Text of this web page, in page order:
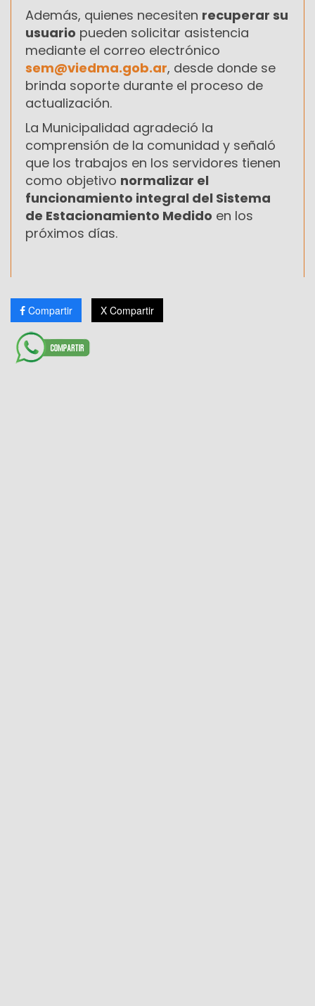
Además, quienes necesiten recuperar su
usuario pueden solicitar asistencia
mediante el correo electrónico
sem@viedma.gob.ar, desde donde se
brinda soporte durante el proceso de
actualización.
La Municipalidad agradeció la
comprensión de la comunidad y señaló
que los trabajos en los servidores tienen
como objetivo normalizar el
funcionamiento integral del Sistema
de Estacionamiento Medido en los
próximos días.
Compartir X Compartir